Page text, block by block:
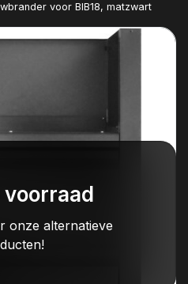
voor BIB18, matzwart
voorraad
onze alternatieve